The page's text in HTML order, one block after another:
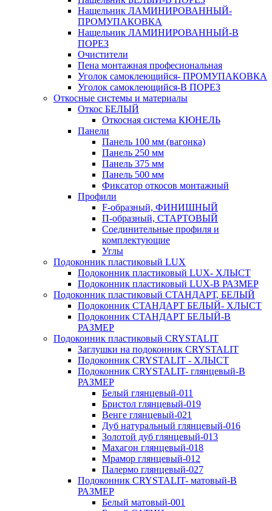
Нащельник ЛАМИНИРОВАННЫЙ-
ПРОМУПАКОВКА
Нащельник ЛАМИНИРОВАННЫЙ-В
ПОРЕЗ
Очистители
Пена монтажная професиональная
Уголок самоклеющийся- ПРОМУПАКОВКА
Уголок самоклеющийся-В ПОРЕЗ
Откосные системы и материалы
Откос БЕЛЫЙ
Откосная система КЮНЕЛЬ
Панели
Панель 100 мм (вагонка)
Панель 250 мм
Панель 375 мм
Панель 500 мм
Фиксатор откосов монтажный
Профили
F-образный, ФИНИШНЫЙ
П-образный, СТАРТОВЫЙ
Соединительные профиля и
комплектующие
Углы
Подоконник пластиковый LUX
Подоконник пластиковый LUX- ХЛЫСТ
Подоконник пластиковый LUX-В РАЗМЕР
Подоконник пластиковый СТАНДАРТ, БЕЛЫЙ
Подоконник СТАНДАРТ БЕЛЫЙ- ХЛЫСТ
Подоконник СТАНДАРТ БЕЛЫЙ-В
РАЗМЕР
Подоконник пластиковый CRYSTALIT
Заглушки на подоконник CRYSTALIT
Подоконник CRYSTALIT - ХЛЫСТ
Подоконник CRYSTALIT- глянцевый-В
РАЗМЕР
Белый глянцевый-011
Бристол глянцевый-019
Венге глянцевый-021
Дуб натуральный глянцевый-016
Золотой дуб глянцевый-013
Махагон глянцевый-018
Мрамор глянцевый-012
Палермо глянцевый-027
Подоконник CRYSTALIT- матовый-В
РАЗМЕР
Белый матовый-001